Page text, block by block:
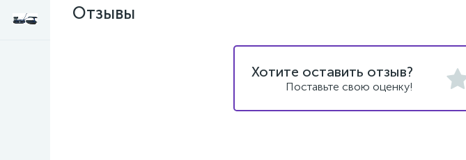
Отзывы
Хотите оставить отзыв?
Поставьте свою оценку!